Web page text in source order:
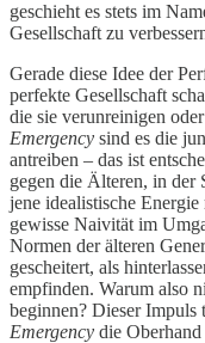
geschieht es stets im
Gesellschaft zu
Gerade diese Idee der
perfekte Gesellschaft
die sie verunreinigen
Emergency sind es die
antreiben – das ist
gegen die Älteren, in der
jene idealistische
gewisse Naivität im
Normen der älteren
gescheitert, als
empfinden. Warum also
beginnen? Dieser Impuls
Emergency die